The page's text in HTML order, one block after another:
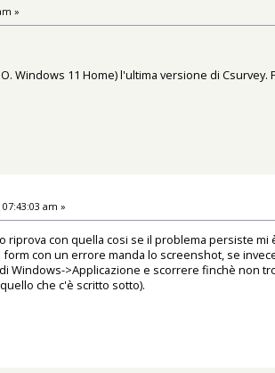
»
Windows 11 Home) l'ultima versione di
am »
riprova con quella cosi se il problema persiste
con un errore manda lo screenshot, se
Windows->Applicazione e scorrere finchè non
che c'è scritto sotto).